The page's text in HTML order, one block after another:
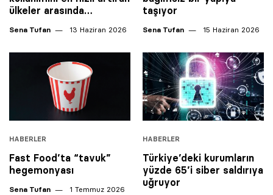
ülkeler arasında…
Sena Tufan 13 Haziran 2026
taşıyor
Sena Tufan 15 Haziran 2026
HABERLER
Fast Food’ta “tavuk”
hegemonyası
Sena Tufan 1 Temmuz 2026
HABERLER
Türkiye’deki kurumların
yüzde 65’i siber saldırıya
uğruyor